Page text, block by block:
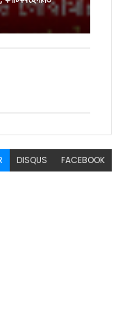
DISQUS FACEBOOK